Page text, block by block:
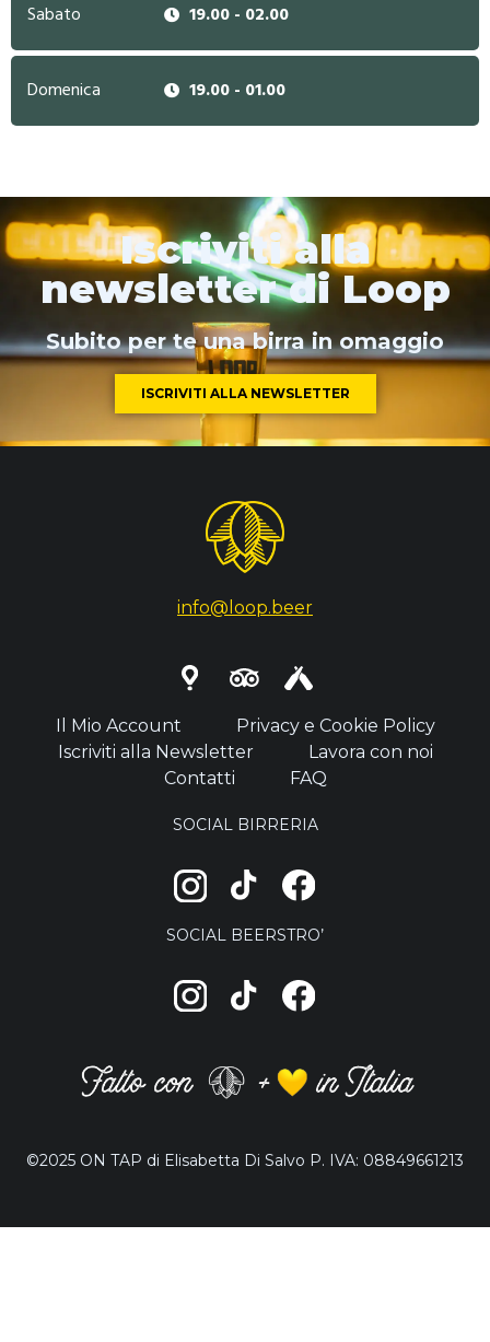
Sabato 19.00 - 02.00
Domenica 19.00 - 01.00
Iscriviti alla
newsletter di Loop
Subito per te una birra in omaggio
ISCRIVITI ALLA NEWSLETTER
info@loop.beer
Il Mio Account
Privacy e Cookie Policy
Iscriviti alla Newsletter
Lavora con noi
Contatti
FAQ
SOCIAL BIRRERIA
SOCIAL BEERSTRO’
©2025 ON TAP di Elisabetta Di Salvo P. IVA: 08849661213